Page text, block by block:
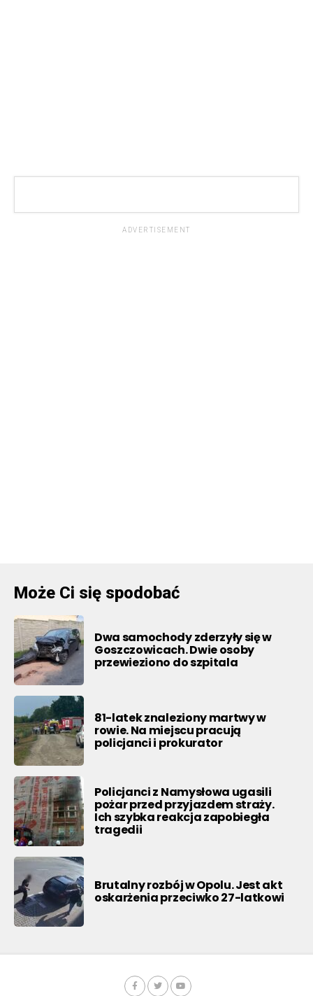
ADVERTISEMENT
Może Ci się spodobać
Dwa samochody zderzyły się w
Goszczowicach. Dwie osoby
przewieziono do szpitala
81-latek znaleziony martwy w
rowie. Na miejscu pracują
policjanci i prokurator
Policjanci z Namysłowa ugasili
pożar przed przyjazdem straży.
Ich szybka reakcja zapobiegła
tragedii
Brutalny rozbój w Opolu. Jest akt
oskarżenia przeciwko 27-latkowi